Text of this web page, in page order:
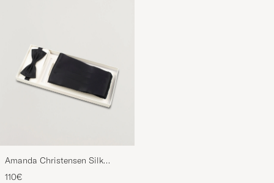
Amanda Christensen Silk
110€